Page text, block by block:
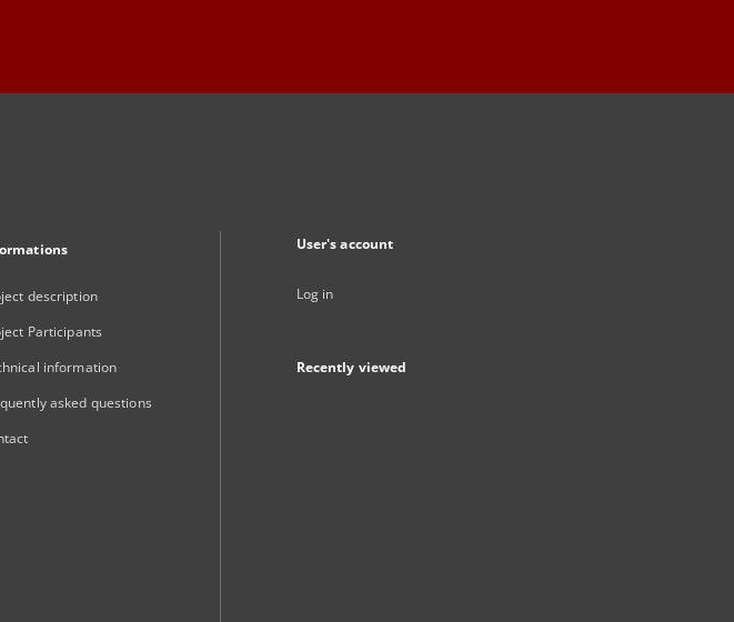
description
Participants
information
asked questions
User's account
Log in
Recently viewed